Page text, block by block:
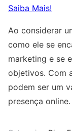
Saiba Mais!
Ao considerar
como ele se
marketing e se
objetivos. Com
podem ser um
presença online.